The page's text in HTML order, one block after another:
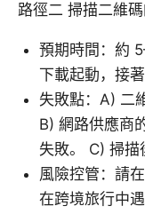
路徑二 掃描二維
預期時間：約
下載起動，接著
失敗點：A) 二
B) 網路供應商
失敗。 C) 掃描
風險控管：請
在跨境旅行中